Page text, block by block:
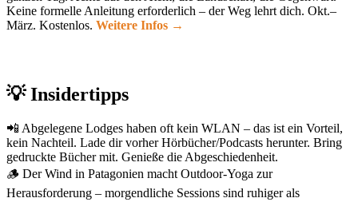
Keine formelle Anleitung erforderlich – der Weg lehrt dich. Okt.–
März. Kostenlos. Weitere Infos →
💡 Insidertipps
📲 Abgelegene Lodges haben oft kein WLAN – das ist ein Vorteil,
kein Nachteil. Lade dir vorher Hörbücher/Podcasts herunter. Bring
gedruckte Bücher mit. Genieße die Abgeschiedenheit.
🪵️ Der Wind in Patagonien macht Outdoor-Yoga zur
Herausforderung – morgendliche Sessions sind ruhiger als